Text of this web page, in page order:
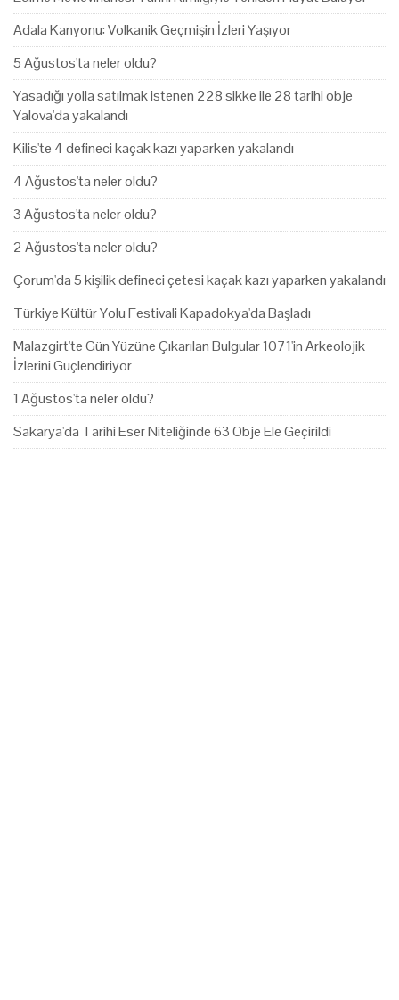
Adala Kanyonu: Volkanik Geçmişin İzleri Yaşıyor
5 Ağustos'ta neler oldu?
Yasadığı yolla satılmak istenen 228 sikke ile 28 tarihi obje
Yalova'da yakalandı
Kilis'te 4 defineci kaçak kazı yaparken yakalandı
4 Ağustos'ta neler oldu?
3 Ağustos'ta neler oldu?
2 Ağustos'ta neler oldu?
Çorum'da 5 kişilik defineci çetesi kaçak kazı yaparken yakalandı
Türkiye Kültür Yolu Festivali Kapadokya'da Başladı
Malazgirt'te Gün Yüzüne Çıkarılan Bulgular 1071'in Arkeolojik
İzlerini Güçlendiriyor
1 Ağustos'ta neler oldu?
Sakarya'da Tarihi Eser Niteliğinde 63 Obje Ele Geçirildi